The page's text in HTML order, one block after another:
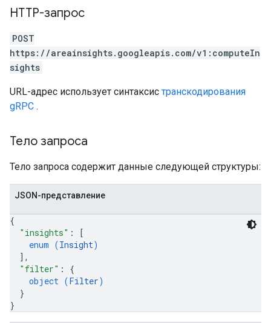
HTTP-запрос
POST
https://areainsights.googleapis.com/v1:computeIn
sights
URL-адрес использует синтаксис транскодирования
gRPC .
Тело запроса
Тело запроса содержит данные следующей структуры:
JSON-представление
{
"insights" :
[
enum (Insight)
] ,
"filter" : {
object (Filter)
}
}